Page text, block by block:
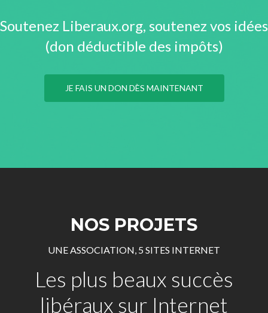
Soutenez Liberaux.org, soutenez vos idées
(don déductible des impôts)
JE FAIS UN DON DÈS MAINTENANT
NOS PROJETS
UNE ASSOCIATION, 5 SITES INTERNET
Les plus beaux succès
libéraux sur Internet